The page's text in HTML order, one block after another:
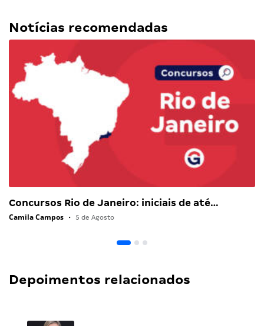
Notícias recomendadas
Concursos Rio de Janeiro: iniciais de até…
Camila Campos • 5 de Agosto
Depoimentos relacionados